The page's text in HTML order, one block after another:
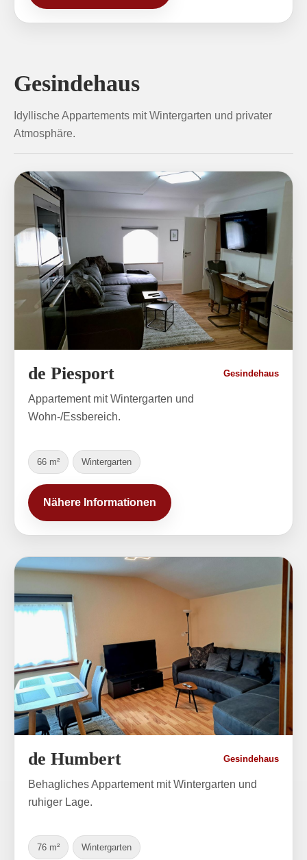
Gesindehaus
Idyllische Appartements mit Wintergarten und privater
Atmosphäre.
de Piesport Gesindehaus
Appartement mit Wintergarten und
Wohn-/Essbereich.
66 m² Wintergarten
Nähere Informationen
de Humbert Gesindehaus
Behagliches Appartement mit Wintergarten und
ruhiger Lage.
76 m² Wintergarten